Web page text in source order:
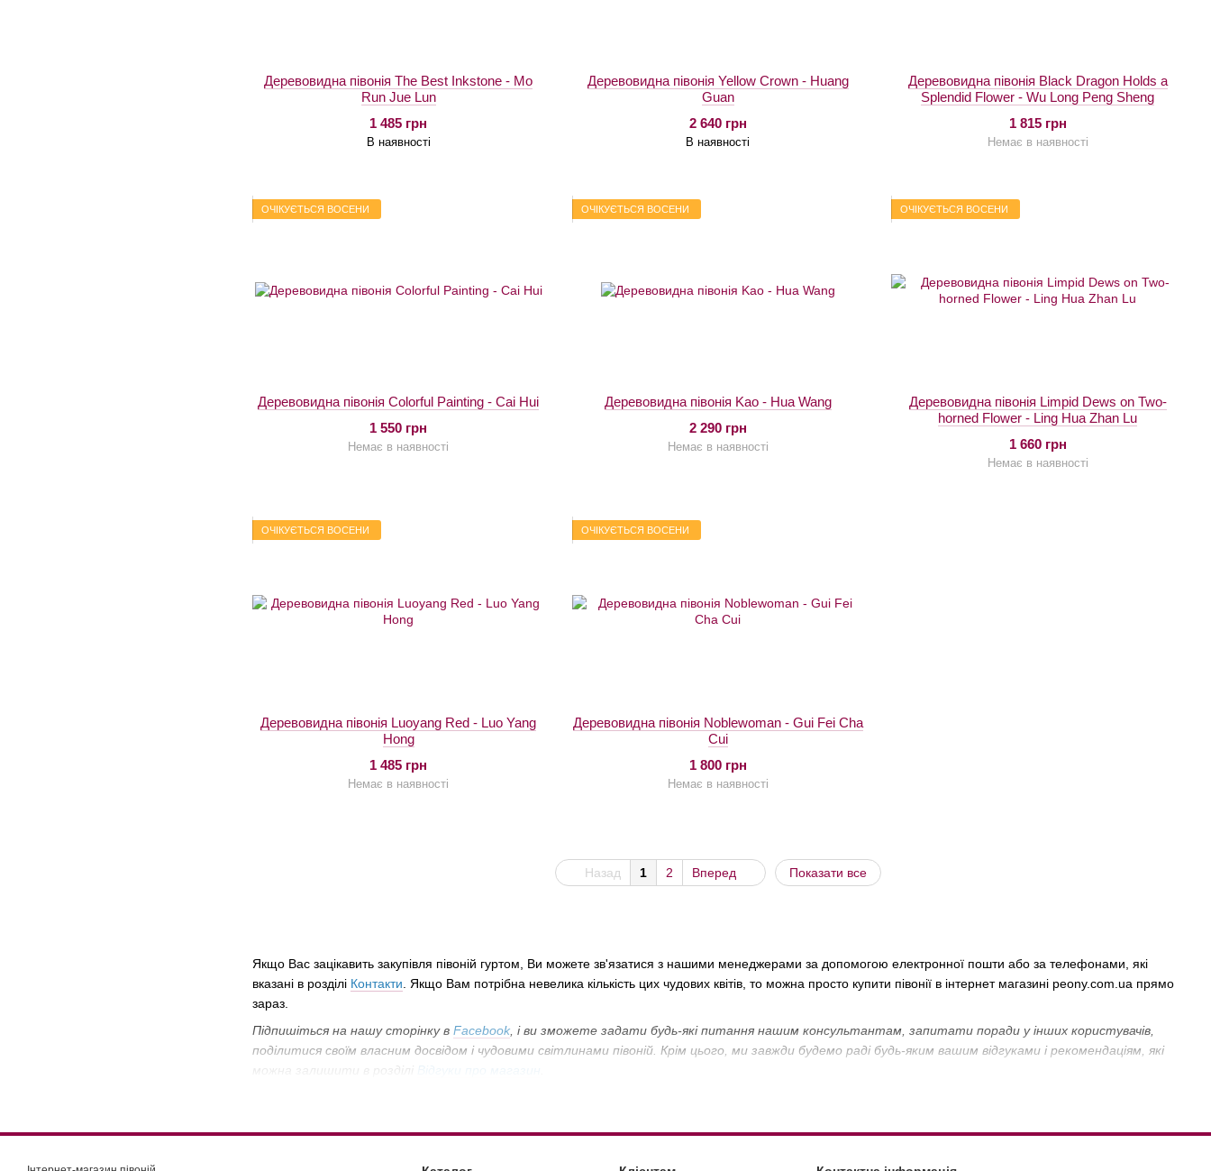
Якщо Вас зацікавить закупівля півоній гуртом, Ви можете зв'язатися з нашими менеджерами за допомогою електронної пошти або за телефонами, які
вказані в розділі Контакти . Якщо Вам потрібна невелика кількість цих чудових квітів, то можна просто купити півонії в інтернет магазині peony.com.ua прямо
зараз.
Підпишіться на нашу сторінку в Facebook, і ви зможете задати будь-які питання нашим консультантам, запитати поради у інших користувачів,
поділитися своїм власним досвідом і чудовими світлинами півоній. Крім цього, ми завжди будемо раді будь-яким вашим відгуками і рекомендаціям, які
можна залишити в розділі
Деревовидна півонія The Best Inkstone - Mo
Run Jue Lun
1 485 грн
В наявності
Деревовидна півонія Yellow Crown - Huang
Guan
2 640 грн
В наявності
Деревовидна півонія Black Dragon Holds a
Splendid Flower - Wu Long Peng Sheng
1 815 грн
Немає в наявності
ОЧІКУЄТЬСЯ ВОСЕНИ
Деревовидна півонія Colorful Painting - Cai Hui
1 550 грн
Немає в наявності
ОЧІКУЄТЬСЯ ВОСЕНИ
Деревовидна півонія Kao - Hua Wang
2 290 грн
Немає в наявності
ОЧІКУЄТЬСЯ ВОСЕНИ
Деревовидна півонія Limpid Dews on Two-
horned Flower - Ling Hua Zhan Lu
1 660 грн
Немає в наявності
ОЧІКУЄТЬСЯ ВОСЕНИ
Деревовидна півонія Luoyang Red - Luo Yang
Hong
1 485 грн
Немає в наявності
ОЧІКУЄТЬСЯ ВОСЕНИ
Деревовидна півонія Noblewoman - Gui Fei Cha
Cui
1 800 грн
Немає в наявності
Назад 1 2 Вперед Показати все